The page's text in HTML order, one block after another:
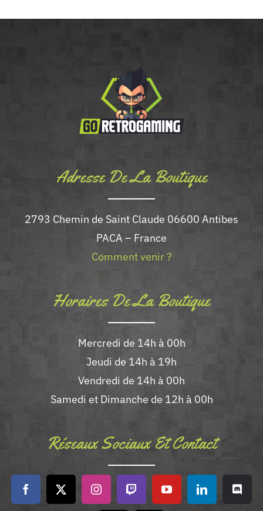
Adresse De La Boutique
2793 Chemin de Saint Claude 06600 Antibes
PACA – France
Comment venir ?
Horaires De La Boutique
Mercredi de 14h à 00h
Jeudi de 14h à 19h
Vendredi de 14h à 00h
Samedi et Dimanche de 12h à 00h
Réseaux Sociaux Et Contact